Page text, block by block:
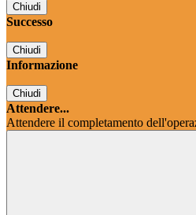
Chiudi
Successo
Chiudi
Informazione
Chiudi
Attendere...
Attendere il completamento